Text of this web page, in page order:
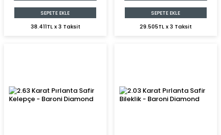
SEPETE EKLE
38.411TL x 3 Taksit
SEPETE EKLE
29.505TL x 3 Taksit